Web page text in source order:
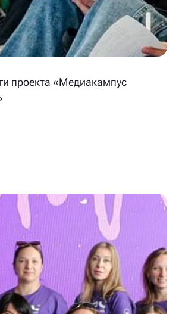
проекта «Медиакампус